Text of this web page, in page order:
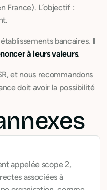
France). L’objectif :
bancaires. Il
à leurs valeurs.
et nous recommandons
doit avoir la possibilité
appelée scope 2,
associées à